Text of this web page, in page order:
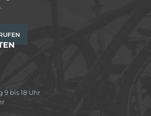
9 bis 18 Uhr